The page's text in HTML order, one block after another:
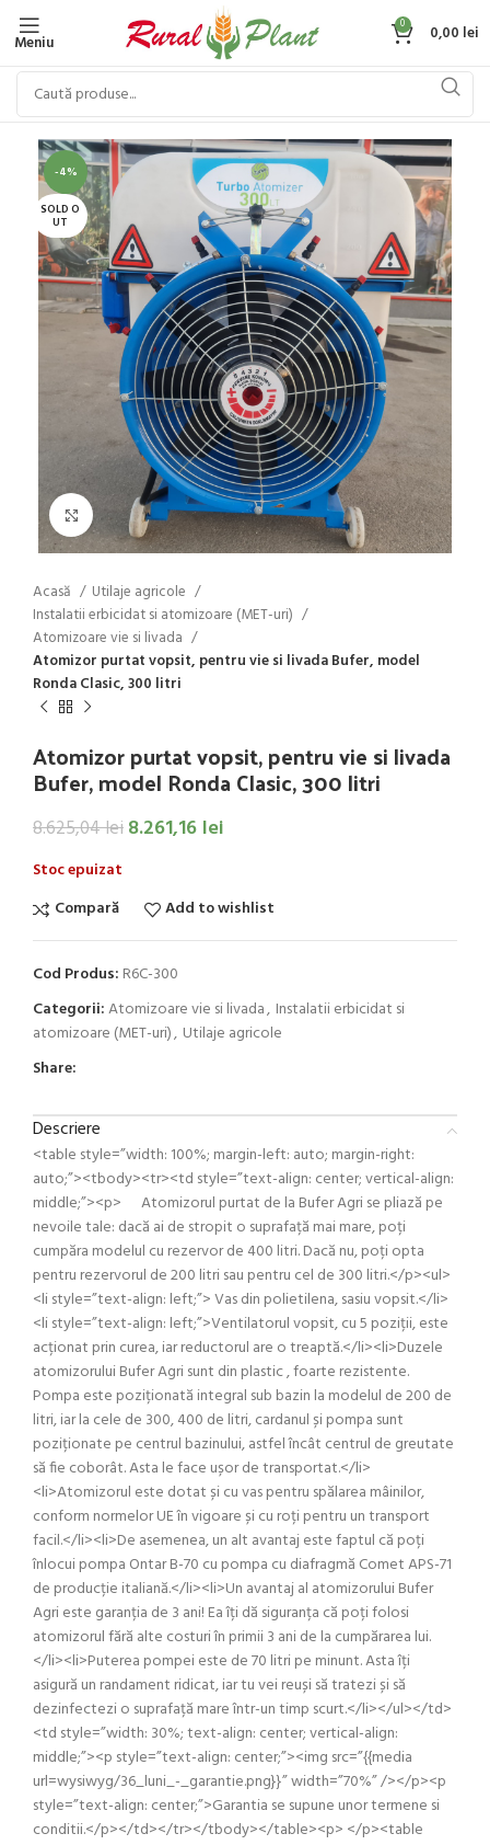
Meniu
0 0,00 lei
-4%
SOLD O
UT
Click to enlarge
Acasă
Utilaje agricole
Instalatii erbicidat si atomizoare (MET-uri)
Atomizoare vie si livada
Atomizor purtat vopsit, pentru vie si livada Bufer, model
Ronda Clasic, 300 litri
Atomizor purtat vopsit, pentru vie si livada
Bufer, model Ronda Clasic, 300 litri
8.625,04lei8.261,16 lei
Stoc epuizat
Compară
Add to wishlist
Cod Produs: R6C-300
Categorii:Atomizoare vie si livada, Instalatii erbicidat si
atomizoare (MET-uri), Utilaje agricole
Share:
Descriere
<table style=”width: 100%; margin-left: auto; margin-right:
auto;”><tbody><tr><td style=”text-align: center; vertical-align:
middle;”><p> Atomizorul purtat de la Bufer Agri se pliază pe
nevoile tale: dacă ai de stropit o suprafață mai mare, poți
cumpăra modelul cu rezervor de 400 litri. Dacă nu, poți opta
pentru rezervorul de 200 litri sau pentru cel de 300 litri.</p><ul>
<li style=”text-align: left;”> Vas din polietilena, sasiu vopsit.</li>
<li style=”text-align: left;”>Ventilatorul vopsit, cu 5 poziții, este
acționat prin curea, iar reductorul are o treaptă.</li><li>Duzele
atomizorului Bufer Agri sunt din plastic , foarte rezistente.
Pompa este poziționată integral sub bazin la modelul de 200 de
litri, iar la cele de 300, 400 de litri, cardanul și pompa sunt
poziționate pe centrul bazinului, astfel încât centrul de greutate
să fie coborât. Asta le face ușor de transportat.</li>
<li>Atomizorul este dotat și cu vas pentru spălarea mâinilor,
conform normelor UE în vigoare și cu roți pentru un transport
facil.</li><li>De asemenea, un alt avantaj este faptul că poți
înlocui pompa Ontar B-70 cu pompa cu diafragmă Comet APS-71
de producție italiană.</li><li>Un avantaj al atomizorului Bufer
Agri este garanția de 3 ani! Ea îți dă siguranța că poți folosi
atomizorul fără alte costuri în primii 3 ani de la cumpărarea lui.
</li><li>Puterea pompei este de 70 litri pe minunt. Asta îți
asigură un randament ridicat, iar tu vei reuși să tratezi și să
dezinfectezi o suprafață mare într-un timp scurt.</li></ul></td>
<td style=”width: 30%; text-align: center; vertical-align:
middle;”><p style=”text-align: center;”><img src=”{{media
url=wysiwyg/36_luni_-_garantie.png}}” width=”70%” /></p><p
style=”text-align: center;”>Garantia se supune unor termene si
conditii.</p></td></tr></tbody></table><p> </p><table